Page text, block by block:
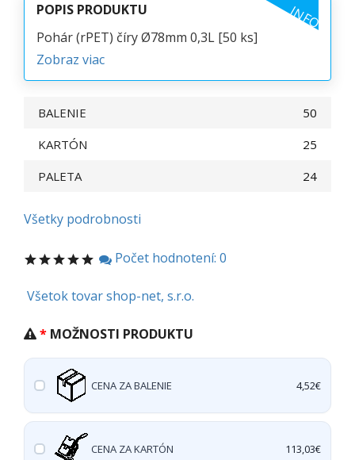
POPIS PRODUKTU INFO
Pohár (rPET) číry Ø78mm 0,3L [50 ks]
Zobraz viac
BALENIE
50
KARTÓN
25
PALETA
24
Všetky podrobnosti
Počet hodnotení: 0
Všetok tovar shop-net, s.r.o.
MOŽNOSTI PRODUKTU
CENA ZA BALENIE 4,52€
CENA ZA KARTÓN 113,03€